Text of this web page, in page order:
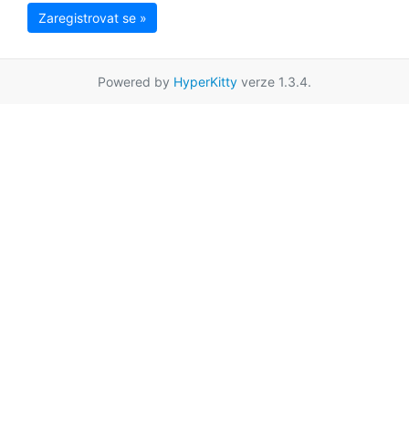
Zaregistrovat se »
Powered by HyperKitty verze 1.3.4.